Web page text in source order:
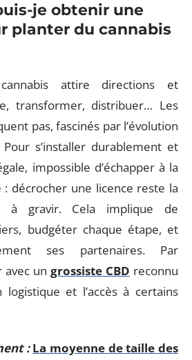
je obtenir une
planter du cannabis
attire directions et
transformer, distribuer… Les
pas, fascinés par l’évolution
s’installer durablement et
impossible d’échapper à la
: décrocher une licence reste la
à gravir. Cela implique de
budgéter chaque étape, et
ses partenaires. Par
avec un grossiste CBD reconnu
et l’accès à certains
: La moyenne de taille des